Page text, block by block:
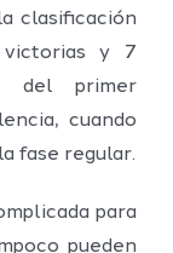
clasificación
y 7
del primer
cuando
fase regular.
para
pueden